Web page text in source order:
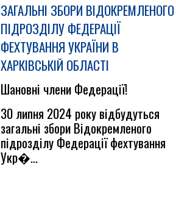
ЗАГАЛЬНІ ЗБОРИ ВІДОКРЕМЛЕНОГО
ПІДРОЗДІЛУ ФЕДЕРАЦІЇ
ФЕХТУВАННЯ УКРАЇНИ В
ХАРКІВСЬКІЙ ОБЛАСТІ
Шановні члени Федерації!
30 липня 2024 року відбудуться
загальні збори Відокремленого
підрозділу Федерації фехтування
Укр�...